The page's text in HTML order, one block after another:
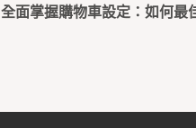
全面掌握購物車設定：如何最